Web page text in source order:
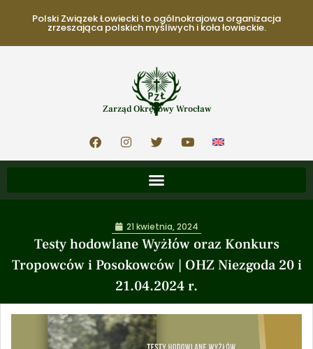
Polski Związek Łowiecki to ogólnokrajowa organizacja
zrzeszająca polskich myśliwych i koła łowieckie.
Zarząd Okręgowy Wrocław
Testy hodowlane Wyżłów oraz Konkurs
Tropowców i Posokowców | OHZ Niezgoda 20 i
21.04.2024 r.
21 kwietnia, 2024